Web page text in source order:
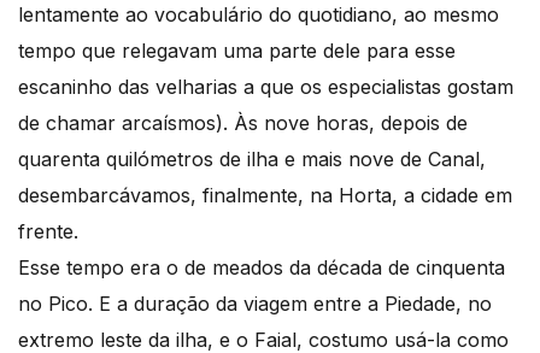
lentamente ao vocabulário do quotidiano, ao mesmo
tempo que relegavam uma parte dele para esse
escaninho das velharias a que os especialistas gostam
de chamar arcaísmos). Às nove horas, depois de
quarenta quilómetros de ilha e mais nove de Canal,
desembarcávamos, finalmente, na Horta, a cidade em
frente.
Esse tempo era o de meados da década de cinquenta
no Pico. E a duração da viagem entre a Piedade, no
extremo leste da ilha, e o Faial, costumo usá-la como